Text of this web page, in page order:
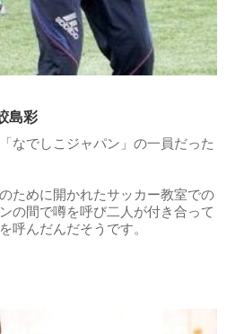
島彩
なでしこジャパン」の一員だった
ために開かれたサッカー教室での
の間で噂を呼び二人が付き合って
呼んだんだそうです。